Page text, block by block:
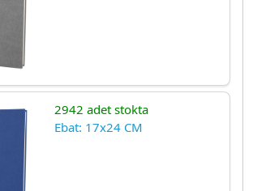
2942 adet stokta
Ebat: 17x24 CM